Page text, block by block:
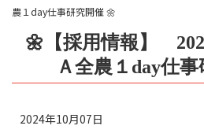
農１day仕事研究開催 🌼
🌼【採用情報】
Ａ全農１day仕
2024年10月07日